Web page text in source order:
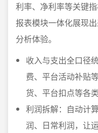
利率、净利率等关键
报表模块一体化展现
分析体验。
收入与支出全口径
费、平台活动补贴
货、平台扣点等各
利润拆解：自动计
润、日常利润，让